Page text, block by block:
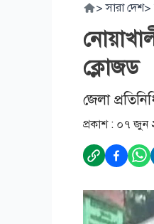
> সারা দেশ>
ক্লোজড
জেলা
প্রকাশ : ০৭ জুন